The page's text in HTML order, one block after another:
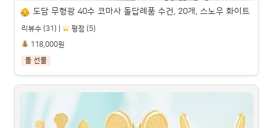
도담 무형광 40수 코마사 돌답례품 수건, 20개, 스노우 화이
도담 무형광 40수 코마사 돌답례품 수건, 20개, 스노우 화이트
리뷰수 (31) |
️ 평점 (5)
118,000원
돌 선물